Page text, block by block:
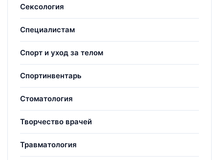
Сексология
Специалистам
Спорт и уход за телом
Спортинвентарь
Стоматология
Творчество врачей
Травматология